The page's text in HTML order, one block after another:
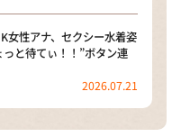
女性アナ、セクシー水着姿
と待てぃ！！”ボタン連
2026.07.21